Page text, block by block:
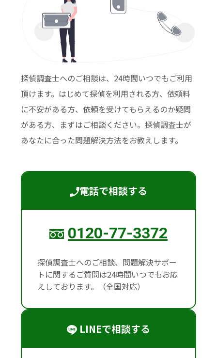
探偵調査士へのご相談は、24時間いつでもご利用
頂けます。はじめて探偵を利用される方、依頼料
に不安がある方、依頼を受けてもらえるのか疑問
がある方、まずはご相談ください。探偵調査士が
あなたに合った問題解決方法をお教えします。
電話で相談する
0120-77-3372
探偵調査士へのご相談、問題解決サポー
トに関するご質問は24時間いつでもお応
えしております。（全国対応）
LINEで相談する